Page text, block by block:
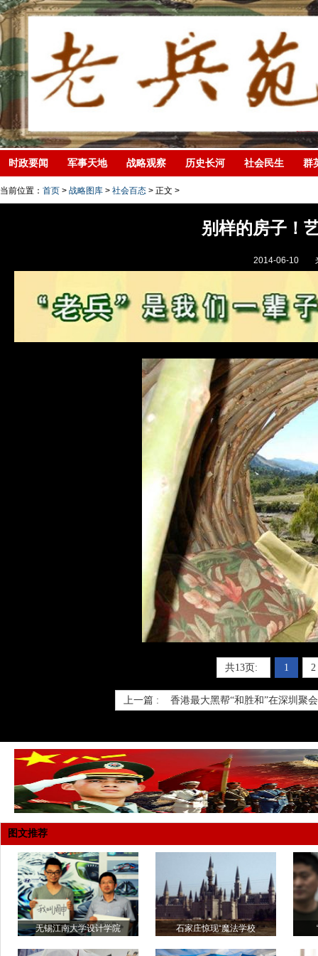
时政要闻 军事天地 战略观察 历史长河 社会民生 群
当前位置： 首页 > 战略图库 > 社会百态 > 正文 >
别样的房子！
2014-06-10
共13页: 1 2
上一篇 : 香港最大黑帮“和胜和”在深圳聚
图文推荐
无锡江南大学设计学院 石家庄惊现“魔法学校